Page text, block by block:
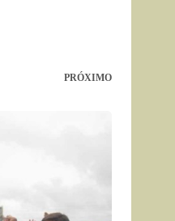
PRÓXIMO